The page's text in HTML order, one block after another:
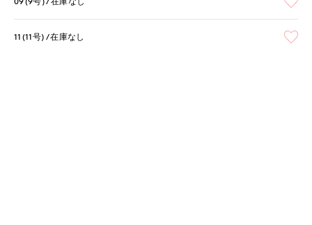
11(11号) 在庫なし